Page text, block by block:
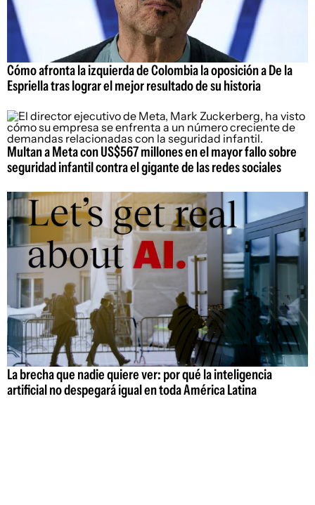
Cómo afronta la izquierda de Colombia la oposición a De la
Espriella tras lograr el mejor resultado de su historia
Multan a Meta con US$567 millones en el mayor fallo sobre
seguridad infantil contra el gigante de las redes sociales
La brecha que nadie quiere ver: por qué la inteligencia
artificial no despegará igual en toda América Latina